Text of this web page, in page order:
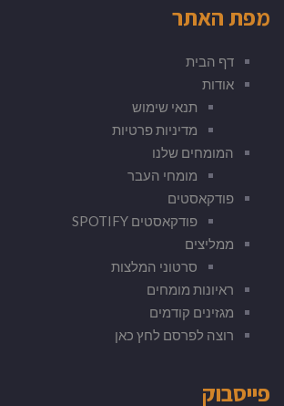
מפת האתר
דף הבית
אודות
תנאי שימוש
מדיניות פרטיות
המומחים שלנו
מומחי העבר
פודקאסטים
פודקאסטים SPOTIFY
ממליצים
סרטוני המלצות
ראיונות מומחים
מגזינים קודמים
רוצה לפרסם לחץ כאן
פייסבוק